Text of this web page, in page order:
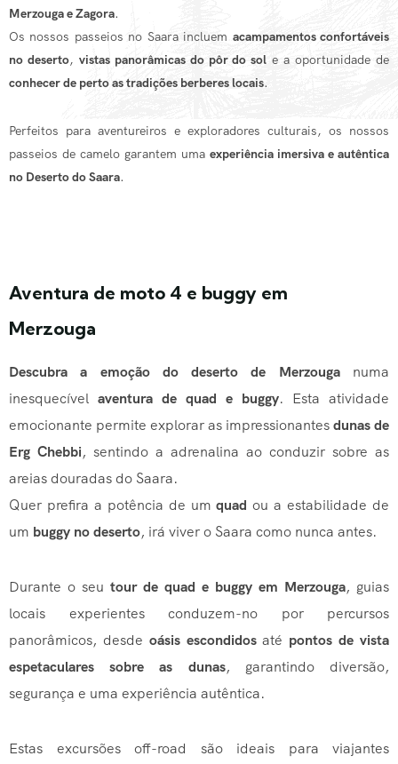
Merzouga e Zagora.
Os nossos passeios no Saara incluem acampamentos confortáveis
no deserto, vistas panorâmicas do pôr do sol e a oportunidade de
conhecer de perto as tradições berberes locais.
Perfeitos para aventureiros e exploradores culturais, os nossos
passeios de camelo garantem uma experiência imersiva e autêntica
no Deserto do Saara.
Aventura de moto 4 e buggy em
Merzouga
Descubra a emoção do deserto de Merzouganuma
inesquecível aventura de quad e buggy. Esta atividade
emocionante permite explorar as impressionantesdunas de
Erg Chebbi, sentindo a adrenalina ao conduzir sobre as
areias douradas do Saara.
Quer prefira a potência de umquad ou a estabilidade de
um buggy no deserto, irá viver o Saara como nunca antes.
Durante o seu tour de quad e buggy em Merzouga, guias
locais experientes conduzem-no por percursos
panorâmicos, desde oásis escondidosaté pontos de vista
espetaculares sobre as dunas, garantindo diversão,
segurança e uma experiência autêntica.
Estas excursões off-road são ideais para viajantes